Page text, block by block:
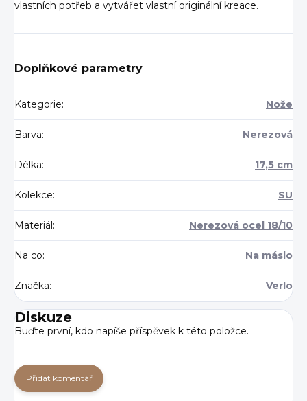
vlastních potřeb a vytvářet vlastní originální kreace.
Doplňkové parametry
Kategorie: Nože
Barva: Nerezová
Délka: 17,5 cm
Kolekce: SU
Materiál: Nerezová ocel 18/10
Na co: Na máslo
Značka: Verlo
Diskuze
Buďte první, kdo napíše příspěvek k této položce.
Přidat komentář